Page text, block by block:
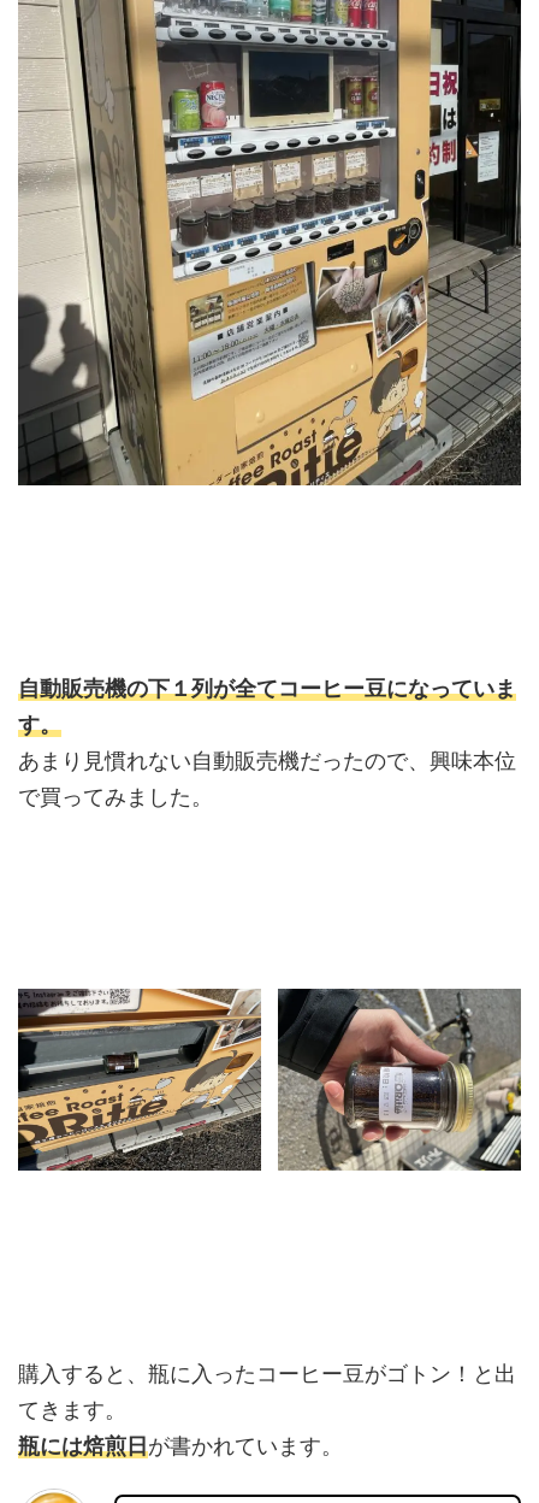
自動販売機の下１列が全てコーヒー豆になっていま
す。
あまり見慣れない自動販売機だったので、興味本位
で買ってみました。
購入すると、瓶に入ったコーヒー豆がゴトン！と出
てきます。
瓶には焙煎日が書かれています。